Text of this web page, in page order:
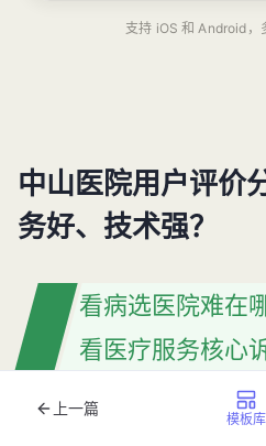
支持 iOS 和 Android，
中山医院用户评价
务好、技术强？
看病选医院难在
看医疗服务核心
当家人突发胸痛需要紧急介入
上一篇
模板库